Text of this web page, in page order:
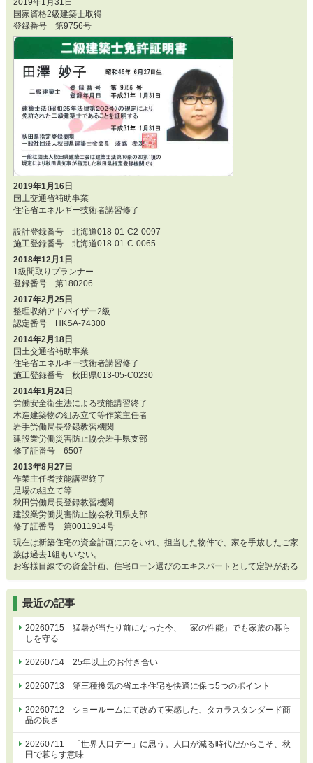
国家資格2級建築士取得
登録番号 第9756号
2019年1月16日
国土交通省補助事業
住宅省エネルギー技術者講習修了
設計登録番号 北海道018-01-C2-0097
施工登録番号 北海道018-01-C-0065
2018年12月1日
1級間取りプランナー
登録番号 第180206
2017年2月25日
整理収納アドバイザー2級
認定番号 HKSA-74300
2014年2月18日
国土交通省補助事業
住宅省エネルギー技術者講習修了
施工登録番号 秋田県013-05-C0230
2014年1月24日
労働安全衛生法による技能講習終了
木造建築物の組み立て等作業主任者
岩手労働局長登録教習機関
建設業労働災害防止協会岩手県支部
修了証番号 6507
2013年8月27日
作業主任者技能講習終了
足場の組立て等
秋田労働局長登録教習機関
建設業労働災害防止協会秋田県支部
修了証番号 第0011914号
現在は新築住宅の資金計画に力をいれ、担当した物件で、家を手放したご家
族は過去1組もいない。
お客様目線での資金計画、住宅ローン選びのエキスパートとして定評がある
最近の記事
20260715 猛暑が当たり前になった今、「家の性能」でも家族の暮ら
しを守る
20260714 25年以上のお付き合い
20260713 第三種換気の省エネ住宅を快適に保つ5つのポイント
20260712 ショールームにて改めて実感した、タカラスタンダード商
品の良さ
20260711 「世界人口デー」に思う。人口が減る時代だからこそ、秋
田で暮らす意味